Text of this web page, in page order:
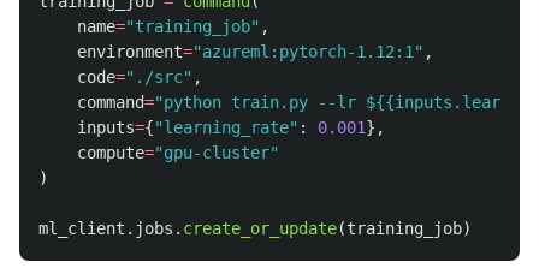
name="training_job" ,
environment="azureml:pytorch-1.12:1 " ,
code=" ./src" ,
command="python train.py --lr
inputs={"learning_rate" : 0.001},
compute="gpu-cluster"
)
ml_client . jobs . create_or_update(training_job)